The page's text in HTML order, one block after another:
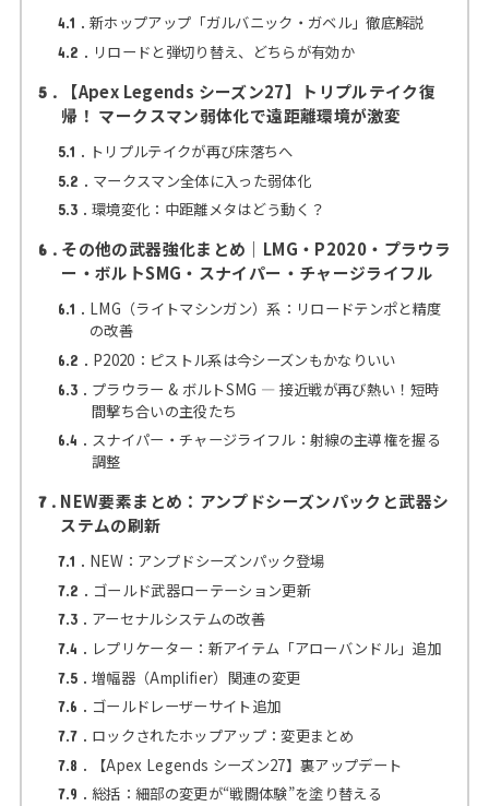
4.1 新ホップアップ「ガルバニック・ガベル」徹底解説
4.2 リロードと弾切り替え、どちらが有効か
5
【Apex Legends シーズン27】トリプルテイク復
帰！ マークスマン弱体化で遠距離環境が激変
5.1 トリプルテイクが再び床落ちへ
5.2 マークスマン全体に入った弱体化
5.3 環境変化：中距離メタはどう動く？
6
その他の武器強化まとめ｜LMG・P2020・プラウラ
ー・ボルトSMG・スナイパー・チャージライフル
6.1
LMG（ライトマシンガン）系：リロードテンポと精度
の改善
6.2 P2020：ピストル系は今シーズンもかなりいい
6.3
プラウラー & ボルトSMG ― 接近戦が再び熱い！短時
間撃ち合いの主役たち
6.4
スナイパー・チャージライフル：射線の主導権を握る
調整
7
NEW要素まとめ：アンプドシーズンパックと武器シ
ステムの刷新
7.1 NEW：アンプドシーズンパック登場
7.2 ゴールド武器ローテーション更新
7.3 アーセナルシステムの改善
7.4 レプリケーター：新アイテム「アローバンドル」追加
7.5 増幅器（Amplifier）関連の変更
7.6 ゴールドレーザーサイト追加
7.7 ロックされたホップアップ：変更まとめ
7.8 【Apex Legends シーズン27】裏アップデート
7.9 総括：細部の変更が“戦闘体験”を塗り替える